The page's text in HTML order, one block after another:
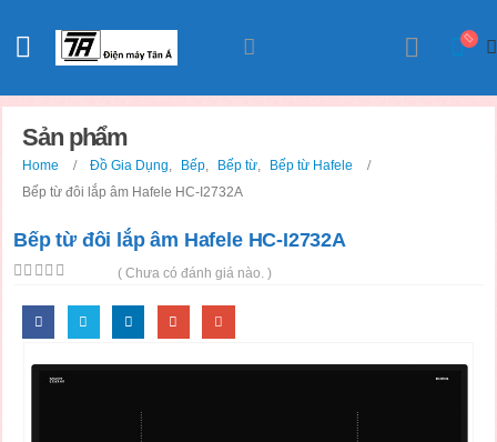
Sản phẩm
Home Đồ Gia Dụng, Bếp, Bếp từ,
Bếp từ Hafele
Bếp từ đôi lắp âm Hafele HC-I2732A
Bếp từ đôi lắp âm Hafele HC-I2732A
( Chưa có đánh giá nào. )